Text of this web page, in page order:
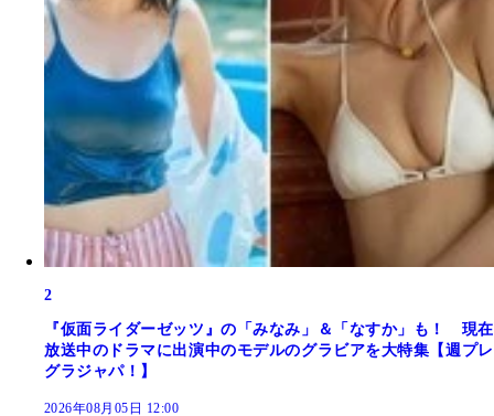
2
『仮面ライダーゼッツ』の「みなみ」＆「なすか」も！ 現在
放送中のドラマに出演中のモデルのグラビアを大特集【週プレ
グラジャパ！】
2026年08月05日 12:00